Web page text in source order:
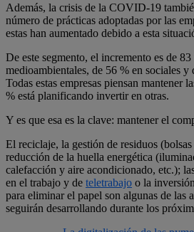
Además, la crisis de la COVID-19
número de prácticas adoptadas por las
estas han aumentado debido a esta
De este segmento, el incremento es de
medioambientales, de 56 % en sociales y
Todas estas empresas piensan mantener
% está planificando invertir en otras.
Y es que esa es la clave: mantener el
El reciclaje, la gestión de residuos
reducción de la huella energética
calefacción y aire acondicionado, etc.);
en el trabajo y de teletrabajo o la
para eliminar el papel son algunas de las
seguirán desarrollando durante los